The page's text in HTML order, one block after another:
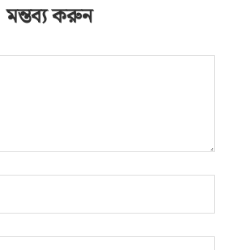
মন্তব্য করুন